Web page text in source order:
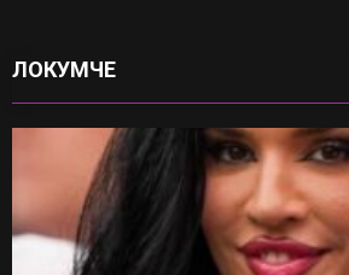
ЛОКУМЧЕ